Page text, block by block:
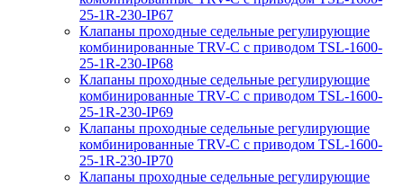
25-1R-230-IP67
Клапаны проходные седельные регулирующие
комбинированные TRV-С с приводом TSL-1600-
25-1R-230-IP68
Клапаны проходные седельные регулирующие
комбинированные TRV-С с приводом TSL-1600-
25-1R-230-IP69
Клапаны проходные седельные регулирующие
комбинированные TRV-С с приводом TSL-1600-
25-1R-230-IP70
Клапаны проходные седельные регулирующие